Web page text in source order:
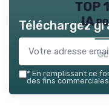
TOP
IA
Téléchargez
* En remplissant ce
des fins commerciales